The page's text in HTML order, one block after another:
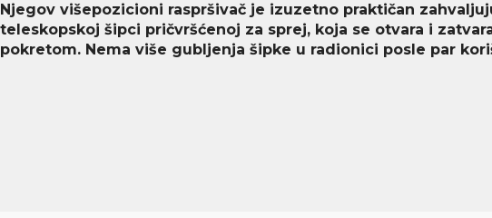
Njegov višepozicioni raspršivač je izuzetno praktičan
teleskopskoj šipci pričvršćenoj za sprej, koja se otvara i
pokretom. Nema više gubljenja šipke u radionici posle par